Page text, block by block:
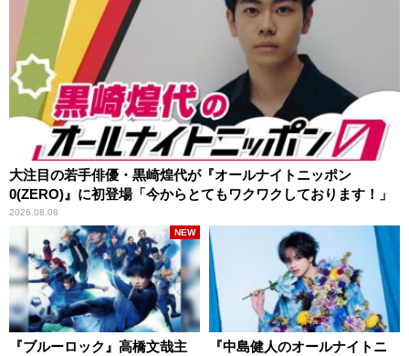
大注目の若手俳優・黒崎煌代が『オールナイトニッポン
0(ZERO)』に初登場「今からとてもワクワクしております！」
2026.08.08
『ブルーロック』高橋文哉主
NEW
『中島健人のオールナイトニ